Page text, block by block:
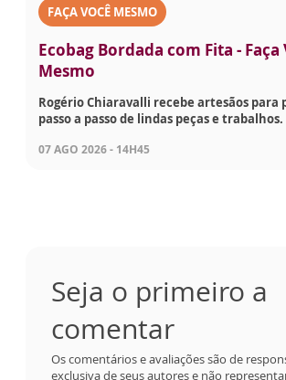
FAÇA VOCÊ MESMO
Ecobag Bordada com Fita - Faça
Mesmo
Rogério Chiaravalli recebe artesãos
passo a passo de lindas peças e trabalhos.
07 AGO 2026 - 14H45
Seja o primeiro a
comentar
Os comentários e avaliações são de
exclusiva de seus autores e não